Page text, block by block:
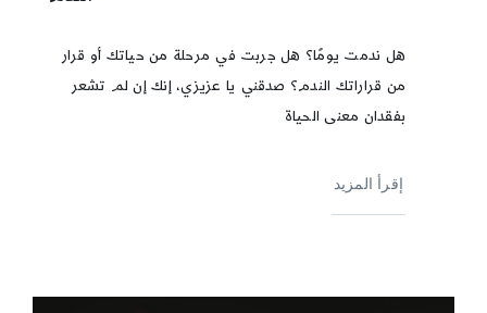
هل ندمت يومًا؟ هل جربت في مرحلة من حياتك أو قرار
من قراراتك الندم؟ صدقني يا عزيزي، إنك إن لم تشعر
بفقدان معنى الحياة
إقرأ المزيد